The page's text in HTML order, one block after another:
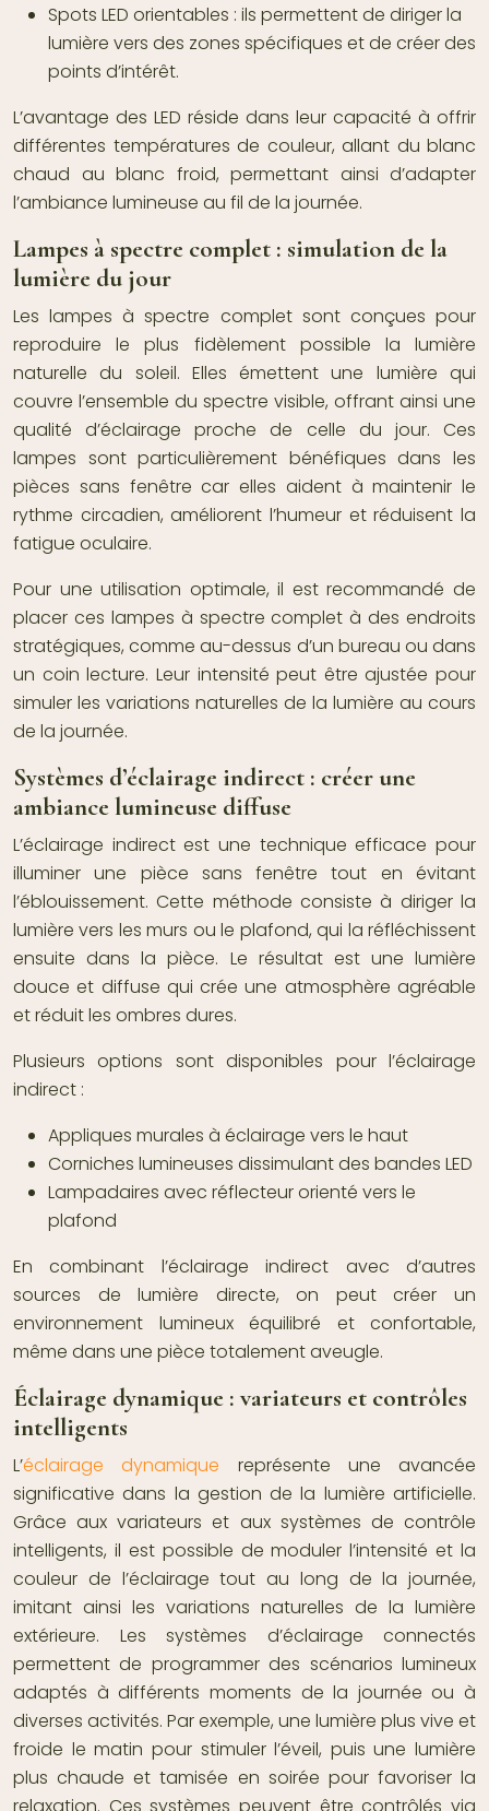
Spots LED orientables : ils permettent de diriger la
lumière vers des zones spécifiques et de créer des
points d’intérêt.
L’avantage des LED réside dans leur capacité à offrir
différentes températures de couleur, allant du blanc
chaud au blanc froid, permettant ainsi d’adapter
l’ambiance lumineuse au fil de la journée.
Lampes à spectre complet : simulation de la
lumière du jour
Les lampes à spectre complet sont conçues pour
reproduire le plus fidèlement possible la lumière
naturelle du soleil. Elles émettent une lumière qui
couvre l’ensemble du spectre visible, offrant ainsi une
qualité d’éclairage proche de celle du jour. Ces
lampes sont particulièrement bénéfiques dans les
pièces sans fenêtre car elles aident à maintenir le
rythme circadien, améliorent l’humeur et réduisent la
fatigue oculaire.
Pour une utilisation optimale, il est recommandé de
placer ces lampes à spectre complet à des endroits
stratégiques, comme au-dessus d’un bureau ou dans
un coin lecture. Leur intensité peut être ajustée pour
simuler les variations naturelles de la lumière au cours
de la journée.
Systèmes d’éclairage indirect : créer une
ambiance lumineuse diffuse
L’éclairage indirect est une technique efficace pour
illuminer une pièce sans fenêtre tout en évitant
l’éblouissement. Cette méthode consiste à diriger la
lumière vers les murs ou le plafond, qui la réfléchissent
ensuite dans la pièce. Le résultat est une lumière
douce et diffuse qui crée une atmosphère agréable
et réduit les ombres dures.
Plusieurs options sont disponibles pour l’éclairage
indirect :
Appliques murales à éclairage vers le haut
Corniches lumineuses dissimulant des bandes LED
Lampadaires avec réflecteur orienté vers le
plafond
En combinant l’éclairage indirect avec d’autres
sources de lumière directe, on peut créer un
environnement lumineux équilibré et confortable,
même dans une pièce totalement aveugle.
Éclairage dynamique : variateurs et contrôles
intelligents
L’éclairage dynamique représente une avancée
significative dans la gestion de la lumière artificielle.
Grâce aux variateurs et aux systèmes de contrôle
intelligents, il est possible de moduler l’intensité et la
couleur de l’éclairage tout au long de la journée,
imitant ainsi les variations naturelles de la lumière
extérieure. Les systèmes d’éclairage connectés
permettent de programmer des scénarios lumineux
adaptés à différents moments de la journée ou à
diverses activités. Par exemple, une lumière plus vive et
froide le matin pour stimuler l’éveil, puis une lumière
plus chaude et tamisée en soirée pour favoriser la
relaxation. Ces systèmes peuvent être contrôlés via